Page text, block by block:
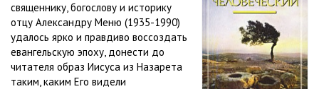
священнику, богослову и историку
отцу Александру Меню (1935-1990)
удалось ярко и правдиво воссоздать
евангельскую эпоху, донести до
читателя образ Иисуса из Назарета
таким, каким Его видели